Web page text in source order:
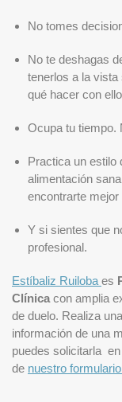
No tomes
No te deshagas
tenerlos a la
qué hacer con
Ocupa tu tiempo.
Practica un estilo
alimentación
encontrarte
Y si sientes que
profesional.
Estíbaliz Ruiloba es
Clínica con amplia
de duelo. Realiza
información de una
puedes solicitarla
de nuestro